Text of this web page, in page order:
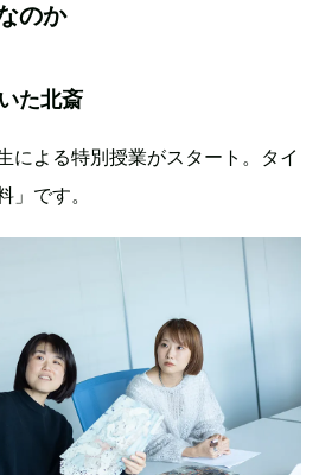
のか
た北斎
による特別授業がスタート。タイ
」です。